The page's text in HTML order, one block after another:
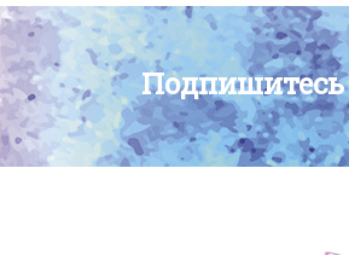
Подпишитесь